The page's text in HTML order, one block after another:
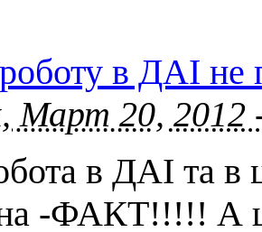
в ДАІ не
Март 20, 2012
в ДАІ та
-ФАКТ!!!!! А